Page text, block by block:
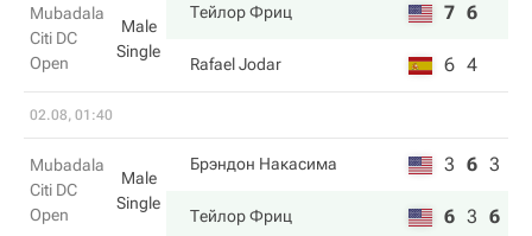
Mubadala
Citi DC
Open
Male
Single
Тейлор Фриц 7 6
Rafael Jodar 6 4
02.08, 01:40
Mubadala
Citi DC
Open
Male
Single
Брэндон Накаcима 3 6 3
Тейлор Фриц 6 3 6